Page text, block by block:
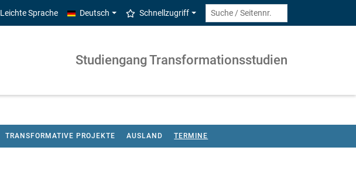
Leichte Sprache Deutsch Schnellzugriff
Studiengang Transformationsstudien
TRANSFORMATIVE PROJEKTE AUSLAND TERMINE